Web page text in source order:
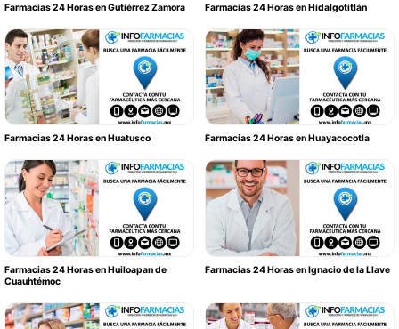
Farmacias 24 Horas en Gutiérrez Zamora Farmacias 24 Horas en Hidalgotitlán
Farmacias 24 Horas en Huatusco Farmacias 24 Horas en Huayacocotla
Farmacias 24 Horas en Huiloapan de
Cuauhtémoc
Farmacias 24 Horas en Ignacio de la Llave